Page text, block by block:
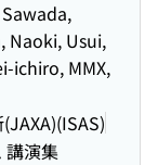
Naoki, Usui,
ichiro, MMX,
講演集